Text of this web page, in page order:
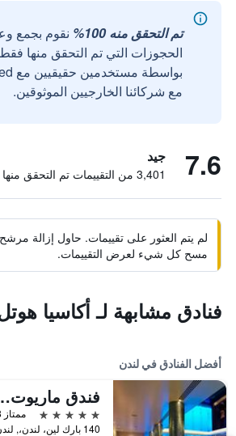
تم التحقق منه 100%
نقوم بجمع
الحجوزات التي تم التحقق منها
مع شركائنا الخارجيين الموثوقين.
7.6 جيد
3,401 من التقييمات تم التحقق منها
لم يتم العثور على تقييمات. حاول إزالة
مسح كل شيء لعرض التقييمات.
فنادق مشابهة لـ أكاسيا
أفضل الفنادق في لندن
فندق
5 نجوم
ممتاز 8.8